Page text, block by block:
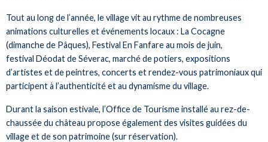
Tout au long de l’année, le village vit au rythme de nombreuses
animations culturelles et événements locaux : La Cocagne
(dimanche de Pâques), Festival En Fanfare au mois de juin,
festival Déodat de Séverac, marché de potiers, expositions
d’artistes et de peintres, concerts et rendez-vous patrimoniaux qui
participent à l’authenticité et au dynamisme du village.
Durant la saison estivale, l’Office de Tourisme installé au rez-de-
chaussée du château propose également des visites guidées du
village et de son patrimoine (sur réservation).